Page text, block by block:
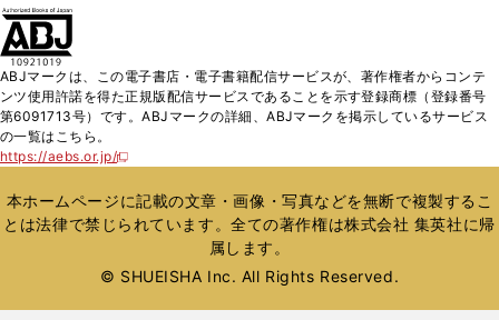
く
ド
ウ
で
ィ
ン
ド
開
く
ABJマークは、この電子書店・電子書籍配信サービスが、著作権者からコンテ
ンツ使用許諾を得た正規版配信サービスであることを示す登録商標（登録番号
第6091713号）です。ABJマークの詳細、ABJマークを掲示しているサービス
の一覧はこちら。
https://aebs.or.jp/
新
い
ウ
ィ
ウ
本ホームページに記載の文章・画像・写真などを無断で複製するこ
とは法律で禁じられています。全ての著作権は株式会社 集英社に帰
属します。
© SHUEISHA Inc. All Rights Reserved.